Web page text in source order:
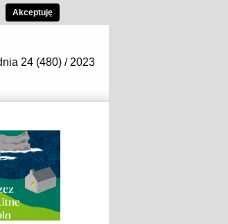
24 (480) / 2023
Akceptuję